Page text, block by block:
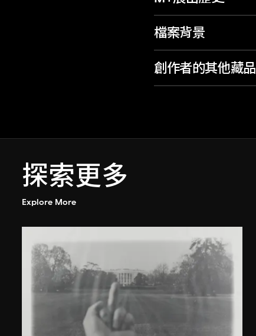
檔案背景
創作者的其他藏品
探索更多
Explore More